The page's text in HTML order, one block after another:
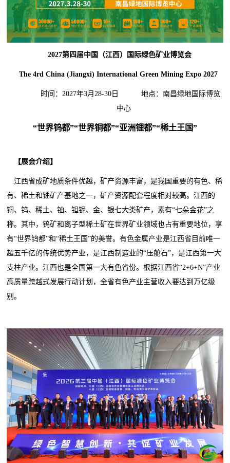
2027第四届中国（江西）国际绿色矿业博览会
The4rd China (Jiangxi) International Green Mining Expo2027
时间：2027年3月28-30日 地点：南昌绿地国际博览
中心
“世界钨都”“世界铜都”“亚洲锂都”“稀土王国”
【展会介绍】
江西省成矿地质条件优越，矿产资源丰富，是我国重要的有色、稀
有、稀土和铀矿产基地之一，矿产资源配套程度相对较高。江西的
铜、钨、稀土、铀、钽铌、金、银七大类矿产，素有“七朵金花”之
称。其中，钨矿和离子型稀土矿在世界矿业领域也占有重要地位，享
有“世界钨都”和“稀土王国”的美誉。有色金属产业是江西省目前唯一
超五千亿的传统优势产业，是江西制造业的“压舱石”，是江西第一大
支柱产业。江西也是全国第一大有色省份。根据江西省“2+6+N”产业
高质量跨越式发展行动计划，全省有色产业主营收入要达到万亿级
别。